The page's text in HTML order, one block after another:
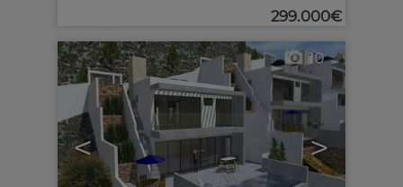
299.000€
< >
10